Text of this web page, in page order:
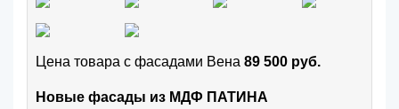
Цена товара с фасадами Вена 89 500 руб.
Новые фасады из МДФ ПАТИНА